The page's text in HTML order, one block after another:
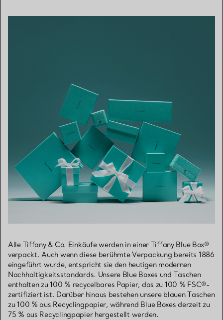
Alle Tiffany & Co. Einkäufe werden in einer Tiffany Blue Box®
verpackt. Auch wenn diese berühmte Verpackung bereits 1886
eingeführt wurde, entspricht sie den heutigen modernen
Nachhaltigkeitsstandards. Unsere Blue Boxes und Taschen
enthalten zu 100 % recycelbares Papier, das zu 100 % FSC®-
zertifiziert ist. Darüber hinaus bestehen unsere blauen Taschen
zu 100 % aus Recyclingpapier, während Blue Boxes derzeit zu
75 % aus Recyclingpapier hergestellt werden.